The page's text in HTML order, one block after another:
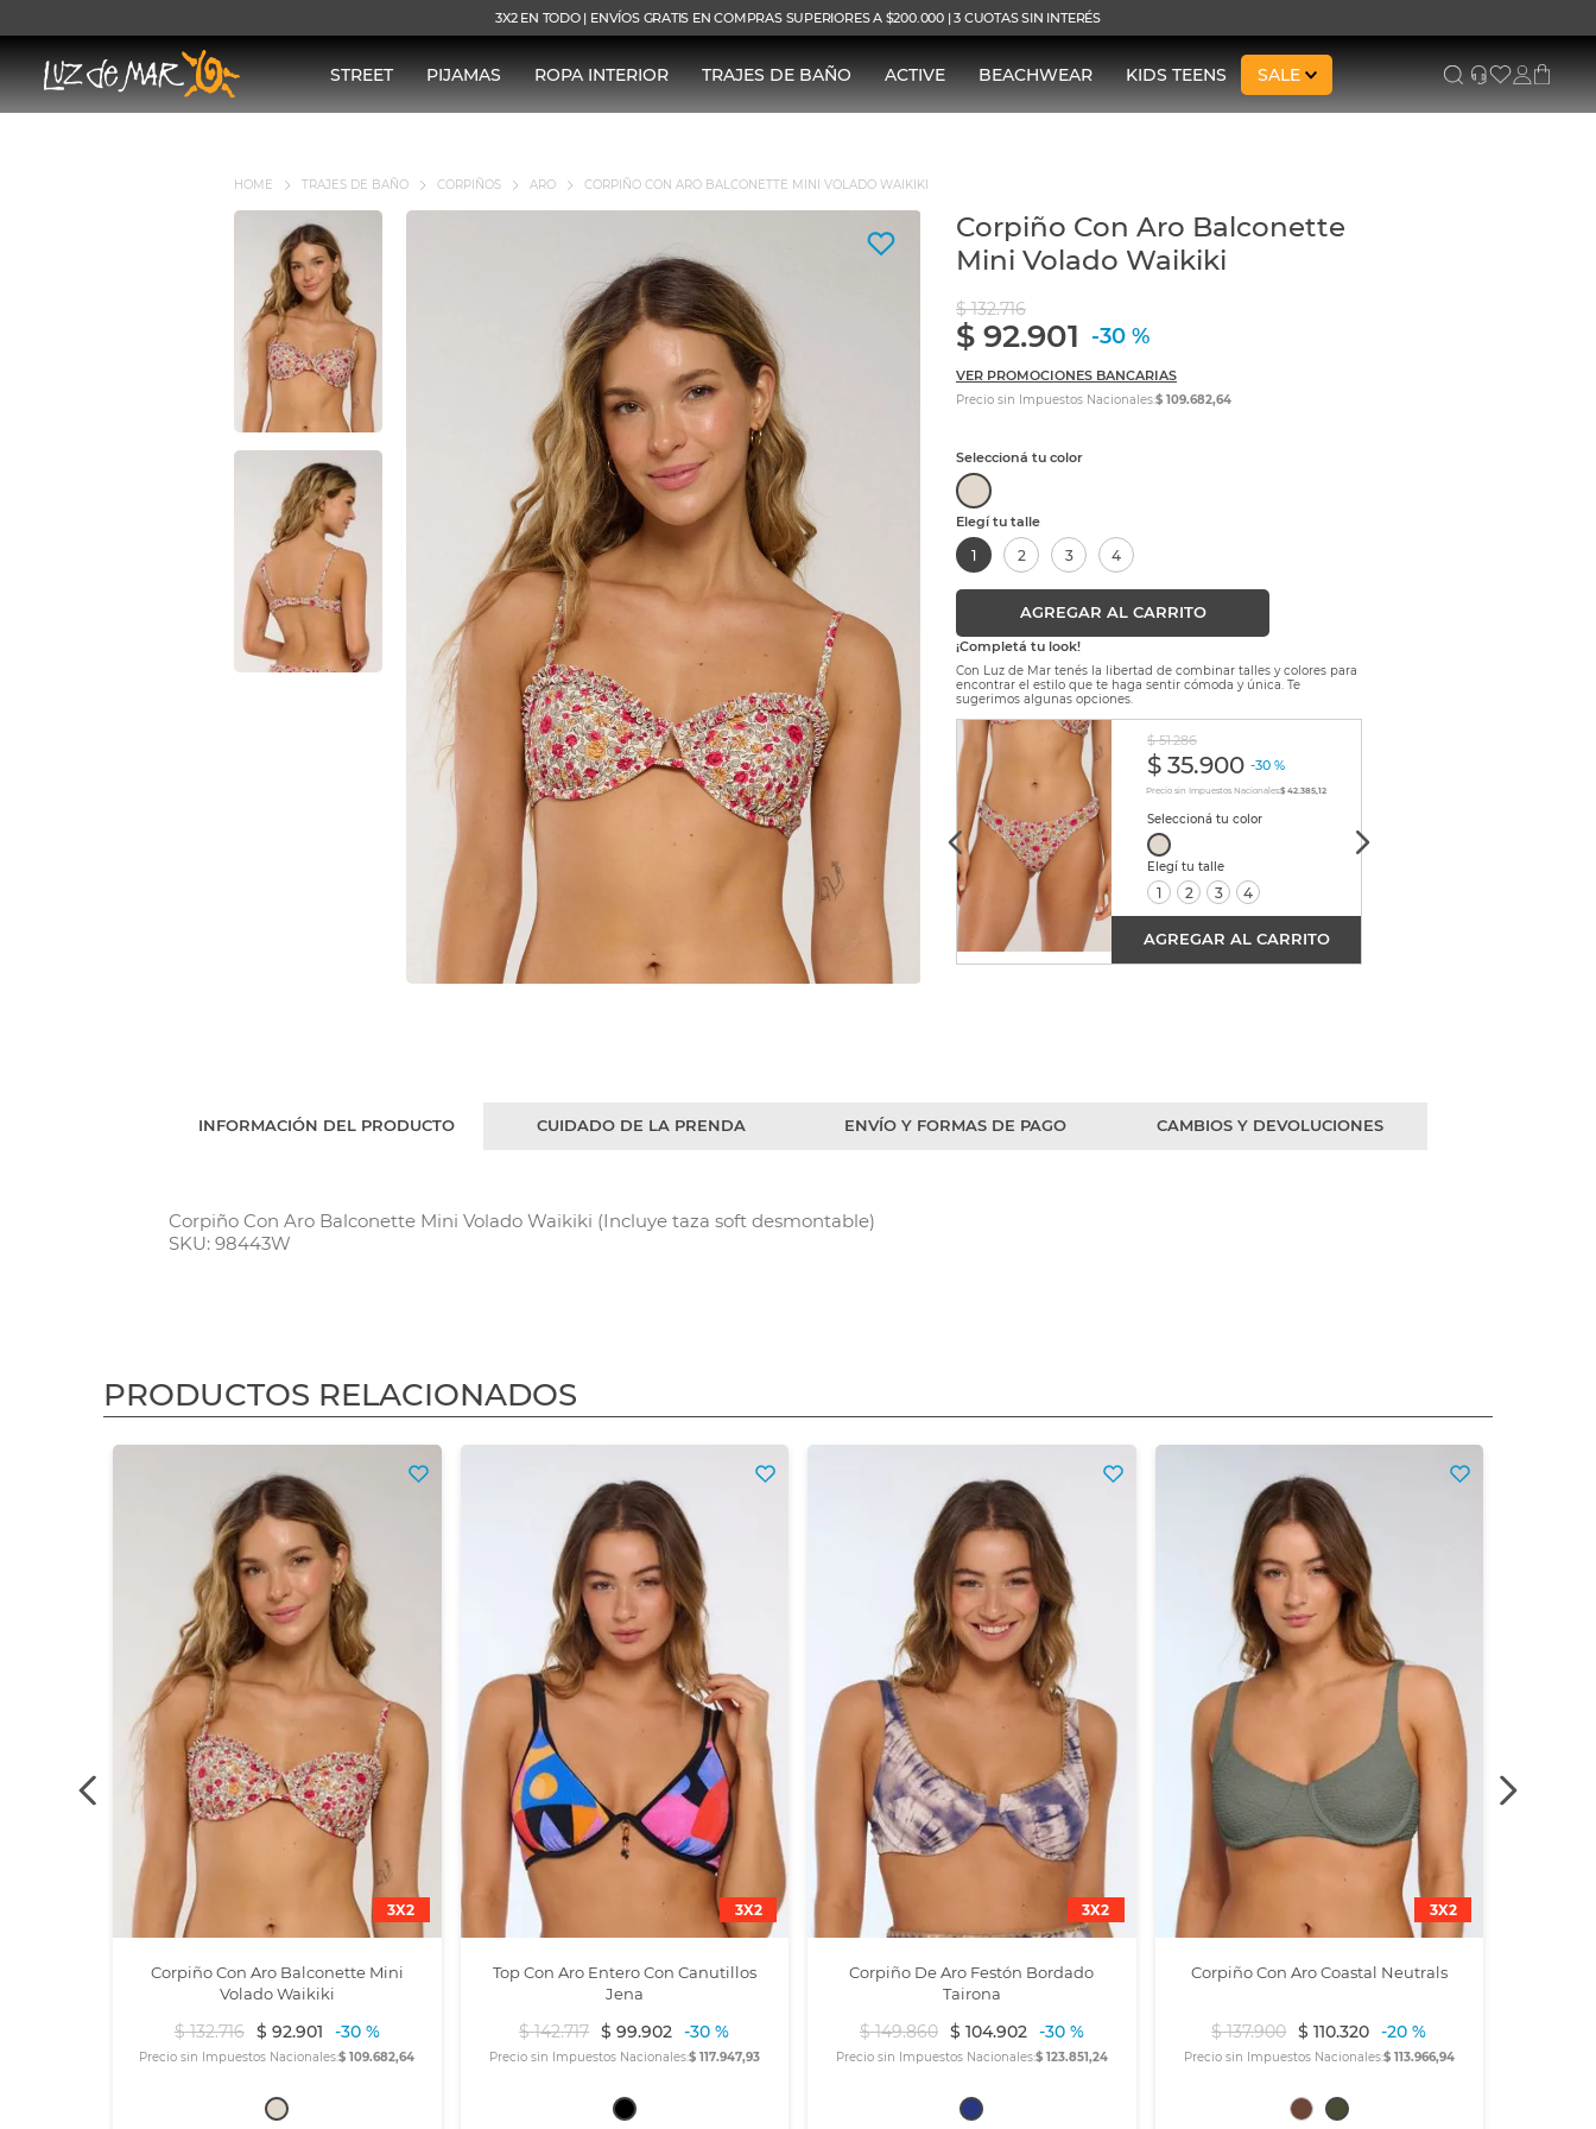
3X2 EN TODO | ENVÍOS GRATIS EN COMPRAS SUPERIORES A $200.000 | 3 CUOTAS SIN INTERÉS
STREET PIJAMAS ROPA INTERIOR TRAJES DE BAÑO ACTIVE BEACHWEAR KIDS TEENS SALE
TRAJES DE BAÑO CORPIÑOS ARO CORPIÑO CON ARO BALCONETTE MINI VOLADO WAIKIKI
Corpiño Con Aro Balconette
Mini Volado Waikiki
$ 132.716
$ 92.901 -30 %
VER PROMOCIONES BANCARIAS
Precio sin Impuestos Nacionales:$ 109.682,64
1 2 3 4
AGREGAR AL CARRITO
¡Completá tu look!
Con Luz de Mar tenés la libertad de combinar talles y colores para
encontrar el estilo que te haga sentir cómoda y única. Te
sugerimos algunas opciones.
$ 55.572
$ 38.900
Precio sin Impuestos Nacionales: $ 45.927,27
2
AGREGAR AL CARRITO
$ 51.286
$ 35.900 -30 %
Precio sin Impuestos Nacionales:$ 42.385,12
1 2 3 4
AGREGAR AL CARRITO
INFORMACIÓN DEL PRODUCTO CUIDADO DE LA PRENDA ENVÍO Y FORMAS DE PAGO CAMBIOS Y DEVOLUCIONES
Corpiño Con Aro Balconette Mini Volado Waikiki (Incluye taza soft desmontable)
SKU: 98443W
PRODUCTOS RELACIONADOS
3X2
Corpiño Con Aro Balconette Mini
Volado Waikiki
$ 132.716 $ 92.901 -30 %
Precio sin Impuestos Nacionales:$ 109.682,64
3X2
Top Con Aro Entero Con Canutillos
Jena
$ 142.717 $ 99.902 -30 %
Precio sin Impuestos Nacionales:$ 117.947,93
3X2
Corpiño De Aro Festón Bordado
Tairona
$ 149.860 $ 104.902 -30 %
Precio sin Impuestos Nacionales:$ 123.851,24
3X2
Corpiño Con Aro Coastal Neutrals
$ 137.900 $ 110.320 -20 %
Precio sin Impuestos Nacionales:$ 113.966,94